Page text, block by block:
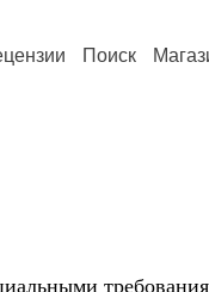
Поиск